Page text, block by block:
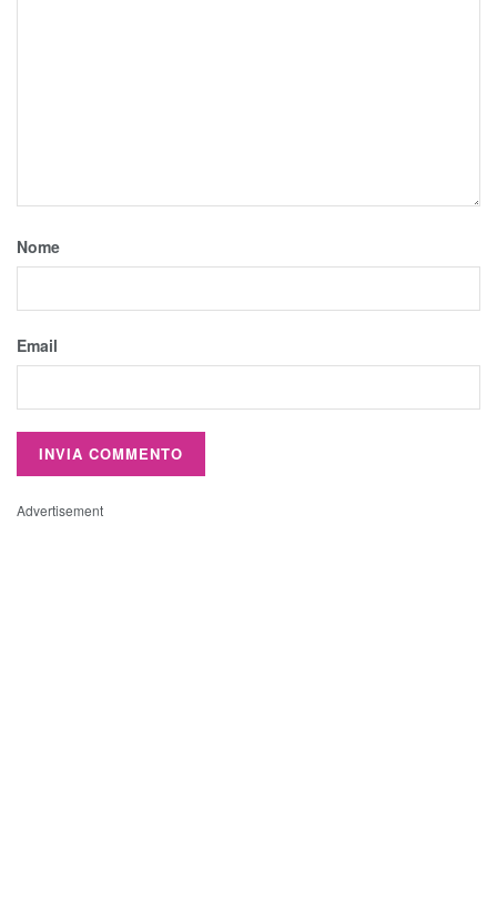
Nome
Email
Advertisement